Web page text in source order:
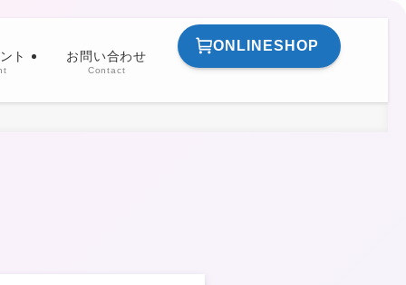
ト お問い合わせ
Contact
ONLINESHOP